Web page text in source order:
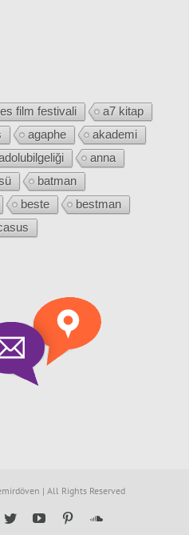
film festivali
a7 kitap
agaphe
akademi
anna
batman
beste
bestman
| All Rights Reserved
TwitterYouTubePinterestSoundCloud